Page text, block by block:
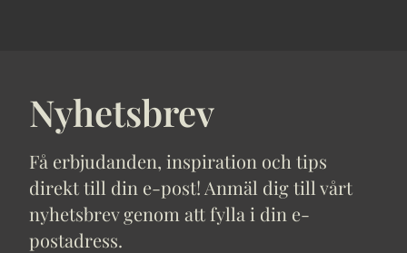
Nyhetsbrev
Få erbjudanden, inspiration och tips
direkt till din e-post! Anmäl dig till vårt
nyhetsbrev genom att fylla i din e-
postadress.